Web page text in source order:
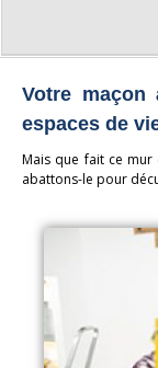
Votre
espaces de
Mais que fait ce mur
abattons-le pour